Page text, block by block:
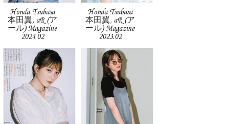
Honda Tsubasa
本田翼, aR (ア
ール) Magazine
2024.02
Honda Tsubasa
本田翼, aR (ア
ール) Magazine
2023.02